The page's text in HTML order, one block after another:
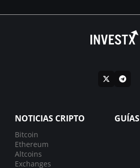
NOTICIAS CRIPTO
Bitcoin
Ethereum
Altcoins
Exchanges
GUÍAS